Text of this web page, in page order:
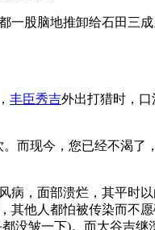
股脑地推卸给石田三
丰臣秀吉外出打猎时，
现今，您已经不渴了
，面部溃烂，其平时
他人都怕被传染而不
没皱一下)。而大谷吉